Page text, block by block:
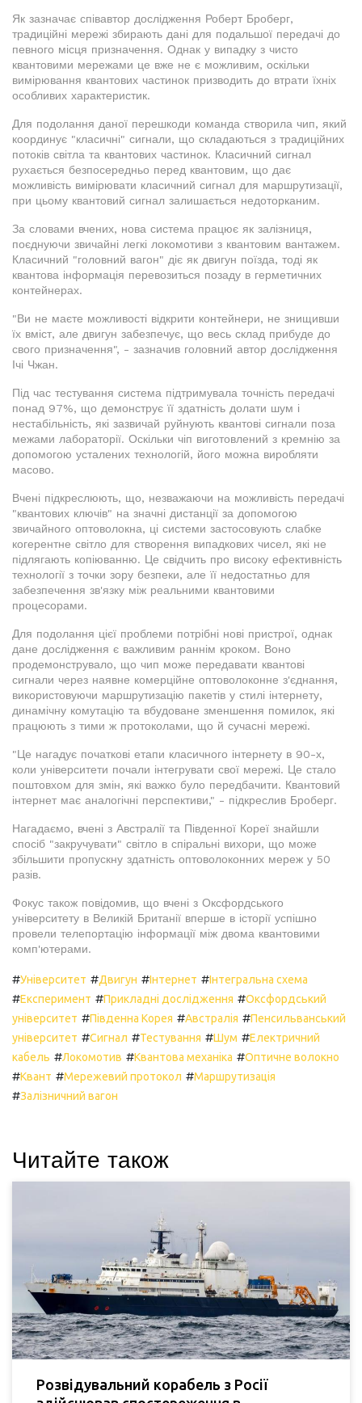
Як зазначає співавтор дослідження Роберт Броберг,
традиційні мережі збирають дані для подальшої передачі до
певного місця призначення. Однак у випадку з чисто
квантовими мережами це вже не є можливим, оскільки
вимірювання квантових частинок призводить до втрати їхніх
особливих характеристик.
Для подолання даної перешкоди команда створила чип, який
координує "класичні" сигнали, що складаються з традиційних
потоків світла та квантових частинок. Класичний сигнал
рухається безпосередньо перед квантовим, що дає
можливість вимірювати класичний сигнал для маршрутизації,
при цьому квантовий сигнал залишається недоторканим.
За словами вчених, нова система працює як залізниця,
поєднуючи звичайні легкі локомотиви з квантовим вантажем.
Класичний "головний вагон" діє як двигун поїзда, тоді як
квантова інформація перевозиться позаду в герметичних
контейнерах.
"Ви не маєте можливості відкрити контейнери, не знищивши
їх вміст, але двигун забезпечує, що весь склад прибуде до
свого призначення", - зазначив головний автор дослідження
Ічі Чжан.
Під час тестування система підтримувала точність передачі
понад 97%, що демонструє її здатність долати шум і
нестабільність, які зазвичай руйнують квантові сигнали поза
межами лабораторії. Оскільки чіп виготовлений з кремнію за
допомогою усталених технологій, його можна виробляти
масово.
Вчені підкреслюють, що, незважаючи на можливість передачі
"квантових ключів" на значні дистанції за допомогою
звичайного оптоволокна, ці системи застосовують слабке
когерентне світло для створення випадкових чисел, які не
підлягають копіюванню. Це свідчить про високу ефективність
технології з точки зору безпеки, але її недостатньо для
забезпечення зв'язку між реальними квантовими
процесорами.
Для подолання цієї проблеми потрібні нові пристрої, однак
дане дослідження є важливим раннім кроком. Воно
продемонструвало, що чип може передавати квантові
сигнали через наявне комерційне оптоволоконне з'єднання,
використовуючи маршрутизацію пакетів у стилі інтернету,
динамічну комутацію та вбудоване зменшення помилок, які
працюють з тими ж протоколами, що й сучасні мережі.
"Це нагадує початкові етапи класичного інтернету в 90-х,
коли університети почали інтегрувати свої мережі. Це стало
поштовхом для змін, які важко було передбачити. Квантовий
інтернет має аналогічні перспективи," - підкреслив Броберг.
Нагадаємо, вчені з Австралії та Південної Кореї знайшли
спосіб "закручувати" світло в спіральні вихори, що може
збільшити пропускну здатність оптоволоконних мереж у 50
разів.
Фокус також повідомив, що вчені з Оксфордського
університету в Великій Британії вперше в історії успішно
провели телепортацію інформації між двома квантовими
комп'ютерами.
#Університет #Двигун #Інтернет #Інтегральна схема
#Експеримент #Прикладні дослідження #Оксфордський
університет #Південна Корея #Австралія #Пенсильванський
університет #Сигнал #Тестування #Шум #Електричний
кабель #Локомотив #Квантова механіка #Оптичне волокно
#Квант #Мережевий протокол #Маршрутизація
#Залізничний вагон
Читайте також
Розвідувальний корабель з Росії